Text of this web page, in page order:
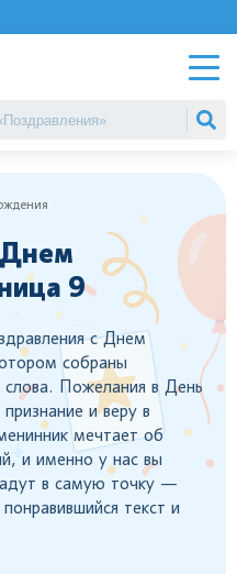
Днем
9
с Днем
собраны
Пожелания в День
и веру в
мечтает об
и именно у нас вы
в самую точку —
текст и